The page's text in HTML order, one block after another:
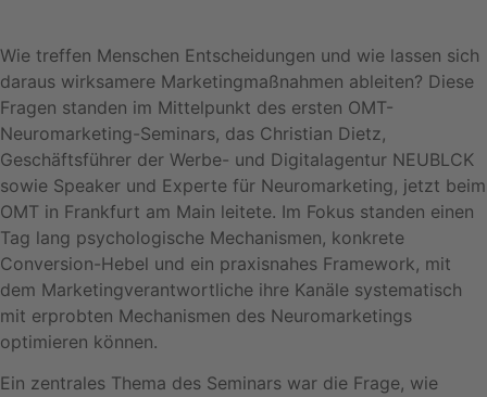
Wie treffen Menschen Entscheidungen und wie lassen sich
daraus wirksamere Marketingmaßnahmen ableiten? Diese
Fragen standen im Mittelpunkt des ersten OMT-
Neuromarketing-Seminars, das Christian Dietz,
Geschäftsführer der Werbe- und Digitalagentur NEUBLCK
sowie Speaker und Experte für Neuromarketing, jetzt beim
OMT in Frankfurt am Main leitete. Im Fokus standen einen
Tag lang psychologische Mechanismen, konkrete
Conversion-Hebel und ein praxisnahes Framework, mit
dem Marketingverantwortliche ihre Kanäle systematisch
mit erprobten Mechanismen des Neuromarketings
optimieren können.
Ein zentrales Thema des Seminars war die Frage, wie